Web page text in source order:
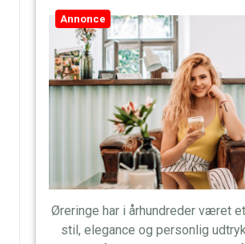
Annonce
Øreringe har i århundreder været
stil, elegance og personlig